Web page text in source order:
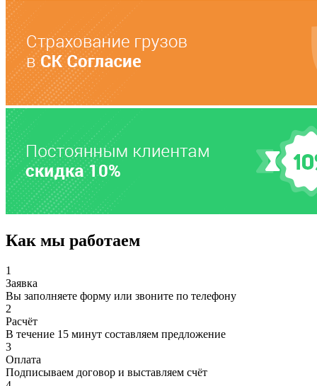
Как мы работаем
1
Заявка
Вы заполняете форму или звоните по телефону
2
Расчёт
В течение 15 минут составляем предложение
3
Оплата
Подписываем договор и выставляем счёт